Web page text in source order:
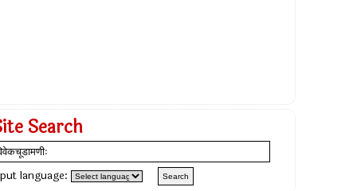
Search
language: